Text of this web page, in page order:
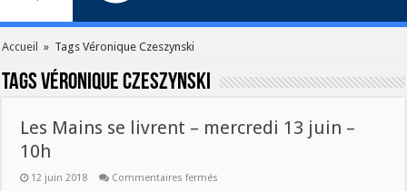
Accueil » Tags Véronique Czeszynski
TagsVéronique Czeszynski
Les Mains se livrent – mercredi 13 juin –
10h
12 juin 2018 Commentaires fermés